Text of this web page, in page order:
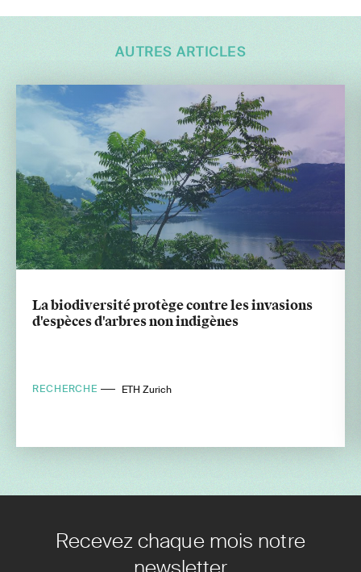
AUTRES ARTICLES
La biodiversité protège contre les invasions
d'espèces d'arbres non indigènes
RECHERCHE ETH Zurich
Recevez chaque mois notre